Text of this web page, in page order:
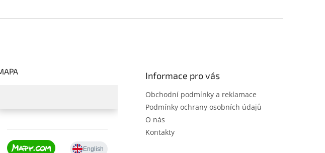
Informace pro vás
Obchodní podmínky a reklamace
Podmínky ochrany osobních údajů
O nás
Kontakty